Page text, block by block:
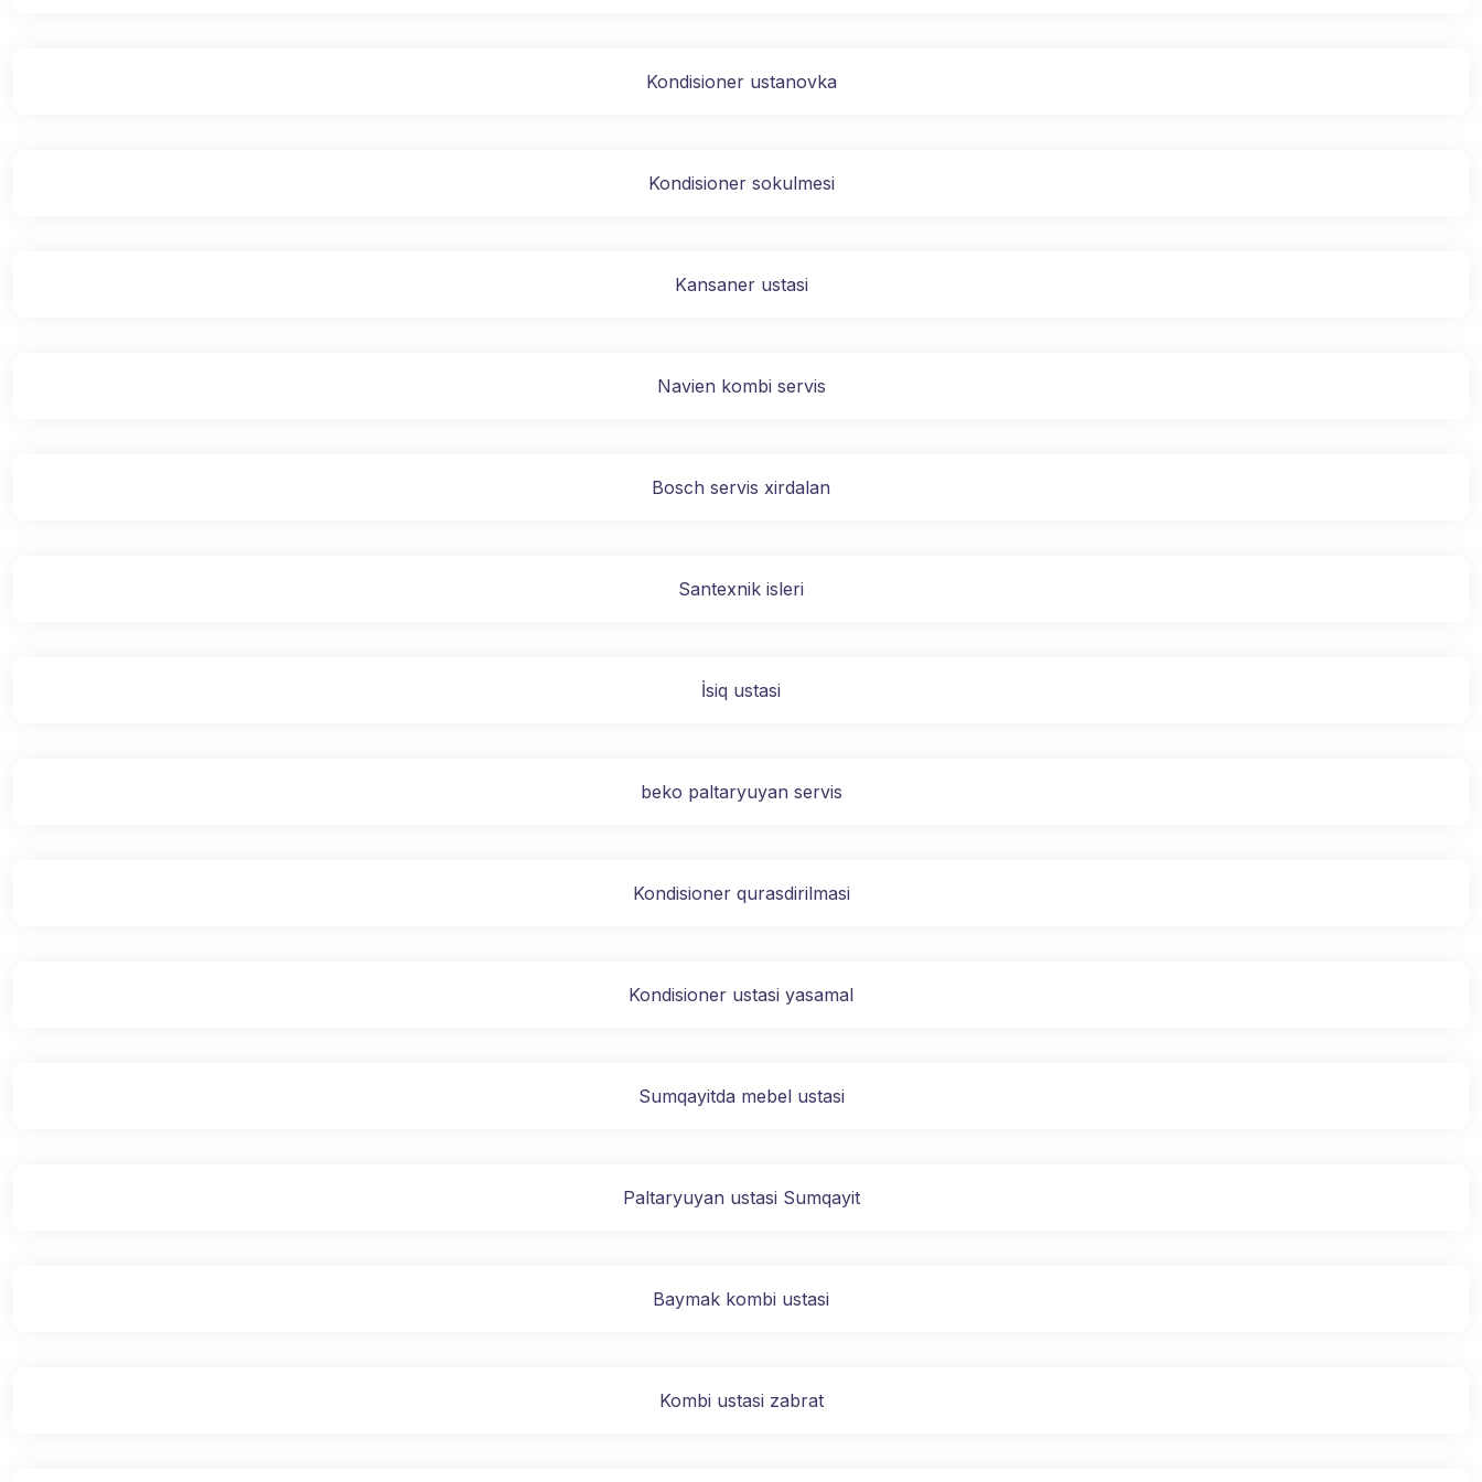
Kondisioner ustanovka
Kondisioner sokulmesi
Kansaner ustasi
Navien kombi servis
Bosch servis xirdalan
Santexnik isleri
İsiq ustasi
beko paltaryuyan servis
Kondisioner qurasdirilmasi
Kondisioner ustasi yasamal
Sumqayitda mebel ustasi
Paltaryuyan ustasi Sumqayit
Baymak kombi ustasi
Kombi ustasi zabrat